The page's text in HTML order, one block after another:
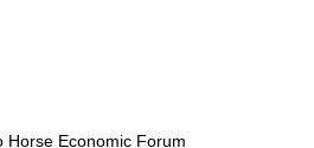
Horse Economic Forum